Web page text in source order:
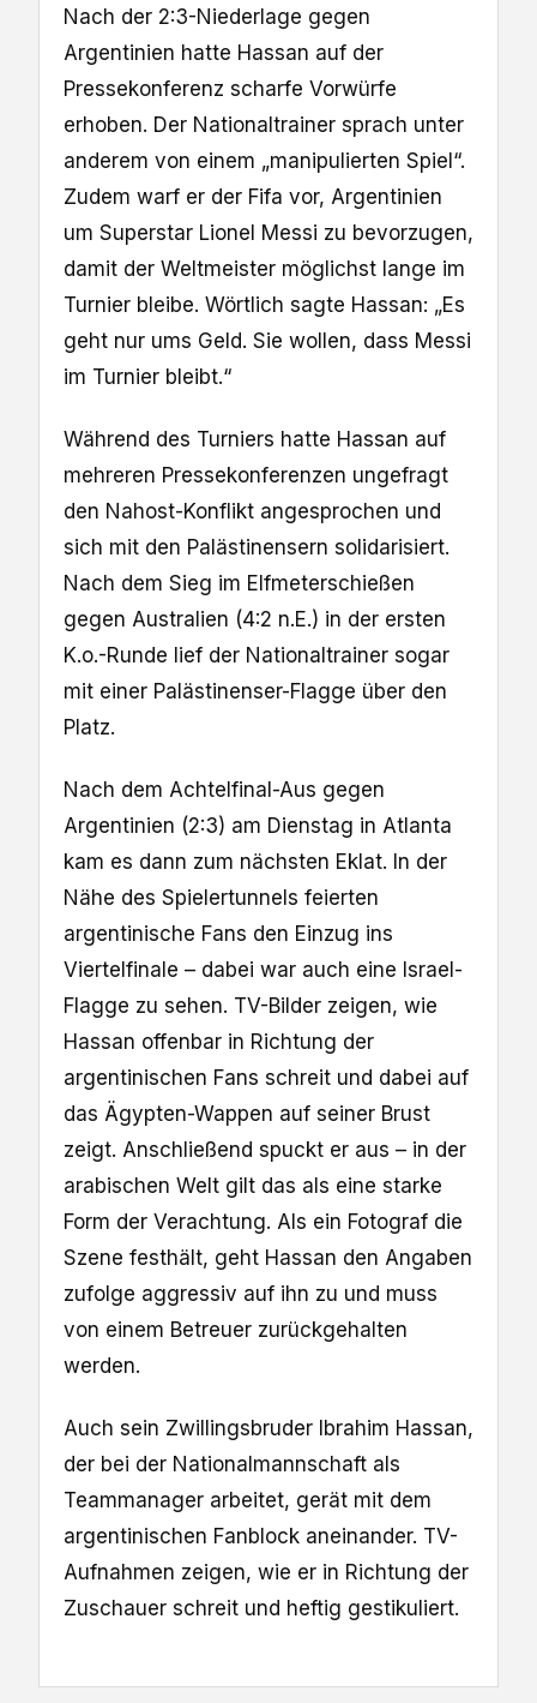
Nach der 2:3-Niederlage gegen
Argentinien hatte Hassan auf der
Pressekonferenz scharfe Vorwürfe
erhoben. Der Nationaltrainer sprach unter
anderem von einem „manipulierten Spiel“.
Zudem warf er der Fifa vor, Argentinien
um Superstar Lionel Messi zu bevorzugen,
damit der Weltmeister möglichst lange im
Turnier bleibe. Wörtlich sagte Hassan: „Es
geht nur ums Geld. Sie wollen, dass Messi
im Turnier bleibt.“
Während des Turniers hatte Hassan auf
mehreren Pressekonferenzen ungefragt
den Nahost-Konflikt angesprochen und
sich mit den Palästinensern solidarisiert.
Nach dem Sieg im Elfmeterschießen
gegen Australien (4:2 n.E.) in der ersten
K.o.-Runde lief der Nationaltrainer sogar
mit einer Palästinenser-Flagge über den
Platz.
Nach dem Achtelfinal-Aus gegen
Argentinien (2:3) am Dienstag in Atlanta
kam es dann zum nächsten Eklat. In der
Nähe des Spielertunnels feierten
argentinische Fans den Einzug ins
Viertelfinale – dabei war auch eine Israel-
Flagge zu sehen. TV-Bilder zeigen, wie
Hassan offenbar in Richtung der
argentinischen Fans schreit und dabei auf
das Ägypten-Wappen auf seiner Brust
zeigt. Anschließend spuckt er aus – in der
arabischen Welt gilt das als eine starke
Form der Verachtung. Als ein Fotograf die
Szene festhält, geht Hassan den Angaben
zufolge aggressiv auf ihn zu und muss
von einem Betreuer zurückgehalten
werden.
Auch sein Zwillingsbruder Ibrahim Hassan,
der bei der Nationalmannschaft als
Teammanager arbeitet, gerät mit dem
argentinischen Fanblock aneinander. TV-
Aufnahmen zeigen, wie er in Richtung der
Zuschauer schreit und heftig gestikuliert.